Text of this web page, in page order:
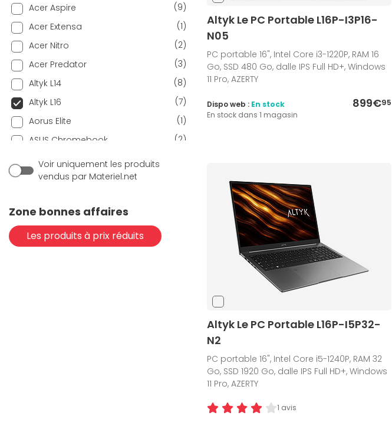
Acer Aspire
(9)
Acer Extensa
(1)
Acer Nitro
(2)
Acer Predator
(3)
Altyk L14
(8)
Altyk L16
(7)
Aorus Elite
(1)
ASUS Chromebook
(2)
ASUS ExpertBook
ASUS ProArt StudioBook
ASUS TUF
ASUS Vivobook
Voir uniquement les produits
vendus par Materiel.net
Zone bonnes affaires
Les produits à prix réduits
Altyk Le PC Portable L16P-I3P16-
N05
PC portable 16", Intel Core i3-1220P, RAM 16
Go, SSD 480 Go, dalle IPS Full HD+, Windows
11 Pro, AZERTY
899€95
Dispo web : En stock
En stock dans 1 magasin
Altyk Le PC Portable L16P-I5P32-
N2
PC portable 16", Intel Core i5-1240P, RAM 32
Go, SSD 1920 Go, dalle IPS Full HD+, Windows
11 Pro, AZERTY
1 avis